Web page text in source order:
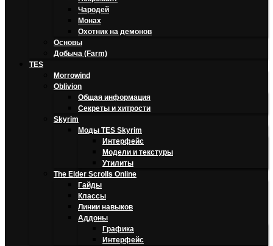
Чародей
Монах
Охотник на демонов
Основы
Добыча (Farm)
TES
Morrowind
Oblivion
Общая информация
Секреты и хитрости
Skyrim
Моды TES Skyrim
Интерфейс
Модели и текстуры
Утилиты
The Elder Scrolls Online
Гайды
Классы
Линии навыков
Аддоны
Графика
Интерфейс